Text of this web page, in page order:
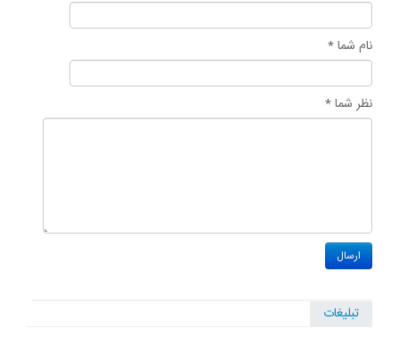
نام شما *
نظر شما *
تبلیغات